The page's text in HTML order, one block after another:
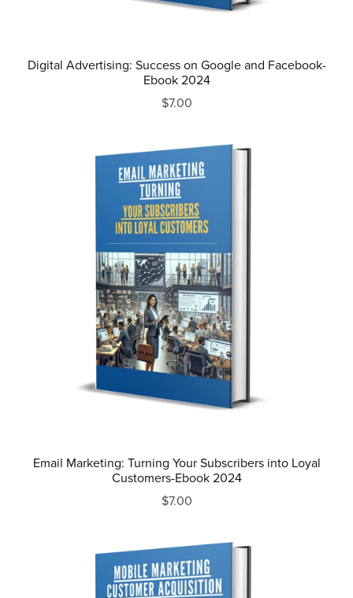
Digital Advertising: Success on Google and Facebook-
Ebook 2024
$7.00
Email Marketing: Turning Your Subscribers into Loyal
Customers-Ebook 2024
$7.00